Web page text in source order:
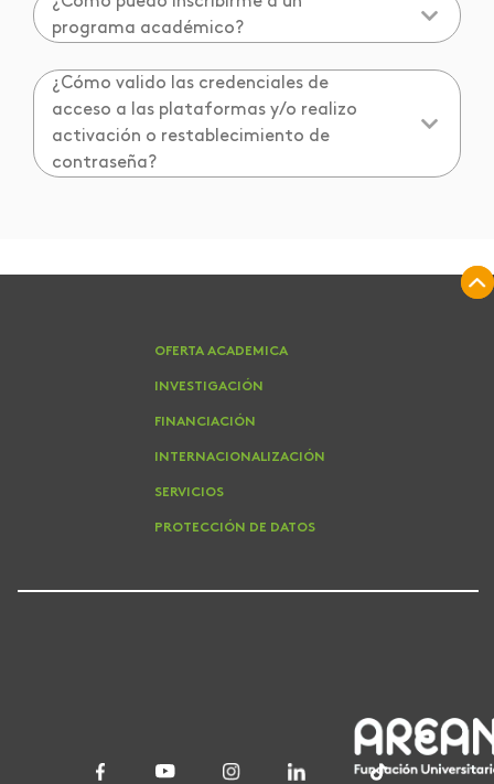
programa académico?
¿Cómo valido las credenciales de
acceso a las plataformas y/o realizo
activación o restablecimiento de
contraseña?
OFERTA ACADEMICA
INVESTIGACIÓN
FINANCIACIÓN
INTERNACIONALIZACIÓN
SERVICIOS
PROTECCIÓN DE DATOS